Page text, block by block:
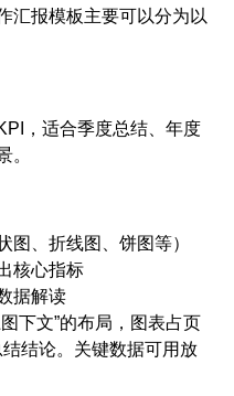
汇报模板主要可以分为以
，适合季度总结、年度
。
图、折线图、饼图等）
核心指标
据解读
下文”的布局，图表占页
结论。关键数据可用放